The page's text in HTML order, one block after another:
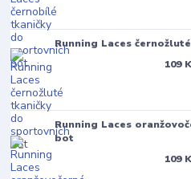
Running Laces
109
Running Laces
bot
109